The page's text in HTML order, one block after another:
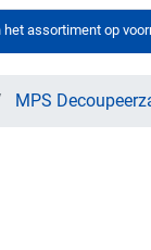
het assortiment op
MPS